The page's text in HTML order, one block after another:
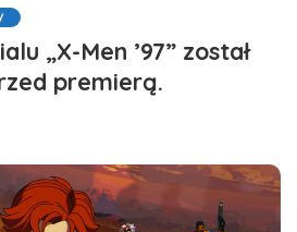
„X-Men ’97” został
premierą.